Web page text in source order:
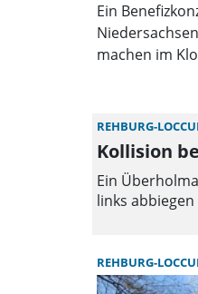
Ein
machen im
Botschaft und
REHBURG-
Kollision
Ein
links
REHBURG-